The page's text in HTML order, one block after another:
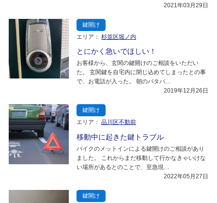
2021年03月29日
鍵開け
エリア： 杉並区堀ノ内
とにかく急いでほしい！
お客様から、玄関の鍵開けのご相談をいただい
た。 玄関鍵を自宅内に閉じ込めてしまったとの事
で、お電話が入った。 朝のバタバ…
2019年12月26日
鍵開け
エリア： 品川区不動前
移動中に起きた鍵トラブル
バイクのメットインによる鍵開けのご相談があり
ました。 これからまだ移動して行かなきゃいけな
い場所があるとのことで、至急現…
2022年05月27日
鍵開け